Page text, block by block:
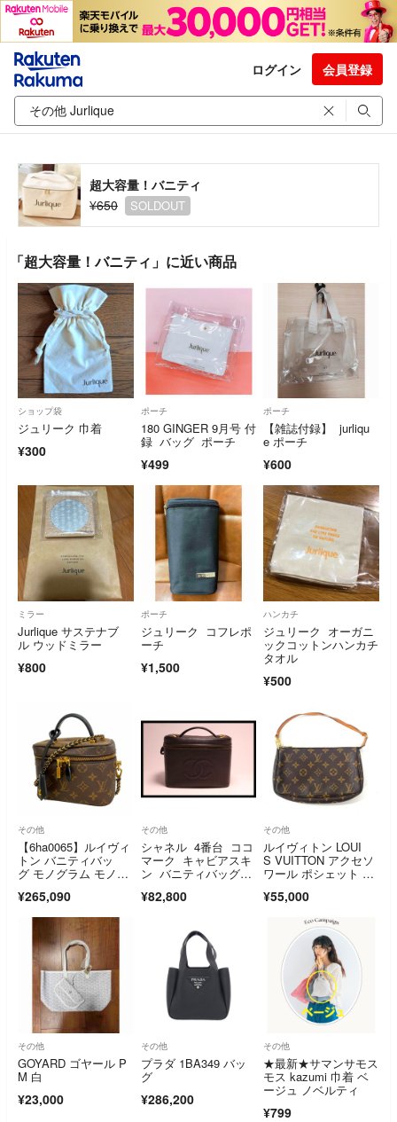
ログイン 会員登録
超大容量！バニティ
¥650
SOLDOUT
「超大容量！バニティ」に近い商品
ショップ袋
ジュリーク 巾着
¥300
ポーチ
180 GINGER 9月号 付
録 バッグ ポーチ
¥499
ポーチ
【雑誌付録】 jurliqu
e ポーチ
¥600
ミラー
Jurlique サステナブ
ル ウッドミラー
¥800
ポーチ
ジュリーク コフレポ
ーチ
¥1,500
ハンカチ
ジュリーク オーガニ
ックコットンハンカチ
タオル
¥500
その他
【6ha0065】ルイヴィ
トン バニティバッ
グ モノグラム モノグ
ニティNVPM M4516
5 ブラウン 2wayバッ
グ【中古】レディース
¥265,090
その他
シャネル 4番台 ココ
マーク キャビアスキ
ン バニティバッグ■0
¥82,800
その他
ルイヴィトン LOUI
S VUITTON アクセソ
ワール ポシェット モ
ス M51980 ブラウン
¥55,000
その他
GOYARD ゴヤール P
M 白
¥23,000
その他
プラダ 1BA349 バッ
グ
¥286,200
その他
★最新★サマンサモス
モス kazumi 巾着 ベ
ージュ ノベルティ
¥799